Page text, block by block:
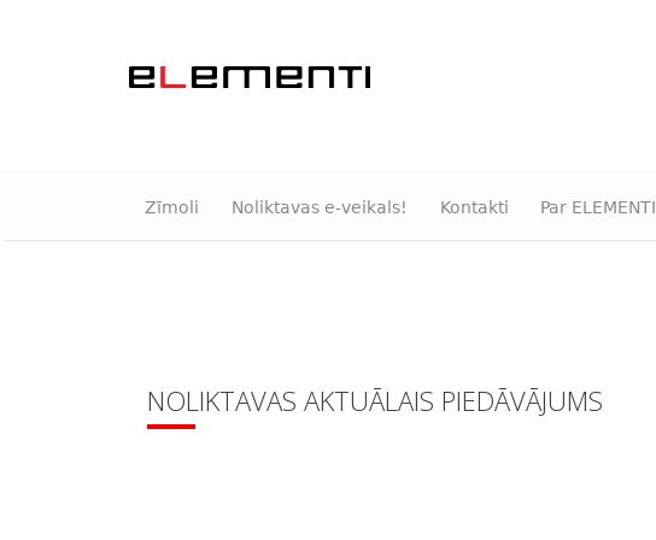
Zīmoli Noliktavas e-veikals! Kontakti Par ELEMENTI
NOLIKTAVAS AKTUĀLAIS PIEDĀVĀJUMS